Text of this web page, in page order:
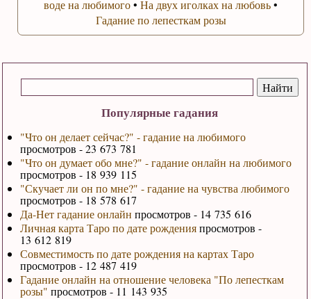
Популярные гадания
"Что он делает сейчас?" - гадание на любимого
просмотров - 23 673 781
"Что он думает обо мне?" - гадание онлайн на любимого
просмотров - 18 939 115
"Скучает ли он по мне?" - гадание на чувства любимого
просмотров - 18 578 617
Да-Нет гадание онлайн просмотров - 14 735 616
Личная карта Таро по дате рожденияпросмотров -
13 612 819
Совместимость по дате рождения на картах Таро
просмотров - 12 487 419
Гадание онлайн на отношение человека "По лепесткам
розы" просмотров - 11 143 935
воде на любимого•На двух иголках на любовь•
Гадание по лепесткам розы